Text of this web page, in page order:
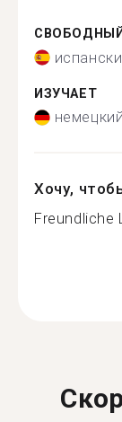
СВОБОДНЫЙ
ИЗУЧАЕТ
немецкий
Хочу,
Freundliche